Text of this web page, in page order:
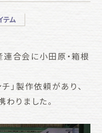
テム
合会に小田原・箱根
」製作依頼があり、
りました。